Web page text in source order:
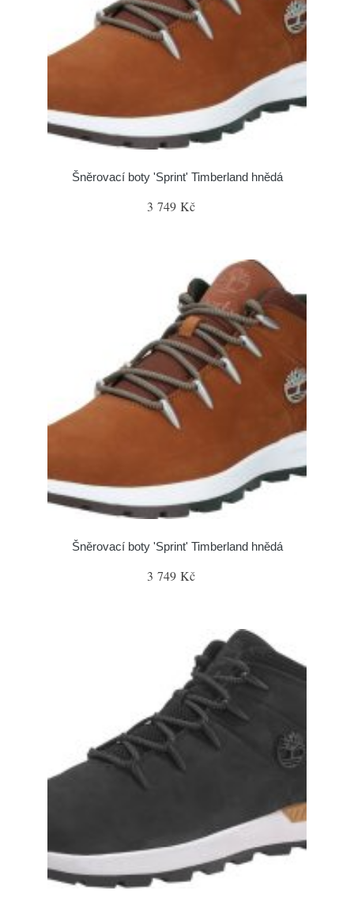
Šněrovací boty 'Sprint' Timberland hnědá
3 749 Kč
Šněrovací boty 'Sprint' Timberland hnědá
3 749 Kč